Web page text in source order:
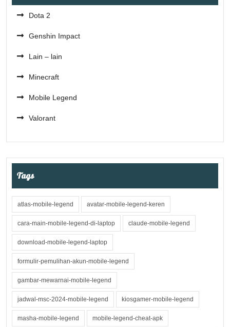
Dota 2
Genshin Impact
Lain – lain
Minecraft
Mobile Legend
Valorant
Tags
atlas-mobile-legend avatar-mobile-legend-keren
cara-main-mobile-legend-di-laptop claude-mobile-legend
download-mobile-legend-laptop
formulir-pemulihan-akun-mobile-legend
gambar-mewarnai-mobile-legend
jadwal-msc-2024-mobile-legend kiosgamer-mobile-legend
masha-mobile-legend mobile-legend-cheat-apk